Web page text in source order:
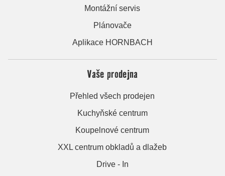
Montážní servis
Plánovače
Aplikace HORNBACH
Vaše prodejna
Přehled všech prodejen
Kuchyňské centrum
Koupelnové centrum
XXL centrum obkladů a dlažeb
Drive - In